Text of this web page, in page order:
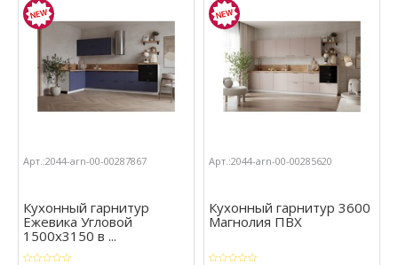
Арт.:2044-arn-00-00287867
Кухонный гарнитур
Ежевика Угловой
1500х3150 в ...
Арт.:2044-arn-00-00285620
Кухонный гарнитур 3600
Магнолия ПВХ